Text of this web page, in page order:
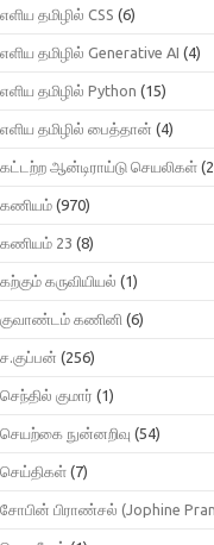
எளிய தமிழில் CSS (6)
எளிய தமிழில் Generative AI (4)
எளிய தமிழில் Python (15)
எளிய தமிழில் பைத்தான் (4)
கட்டற்ற ஆன்டிராய்டு செயலிகள்
கணியம் (970)
கணியம் 23 (8)
கற்கும் கருவியியல் (1)
குவாண்டம் கணினி (6)
ச.குப்பன் (256)
செந்தில் குமார் (1)
செயற்கை நுன்னறிவு (54)
செய்திகள் (7)
சோபின் பிராண்சல் (Jophine